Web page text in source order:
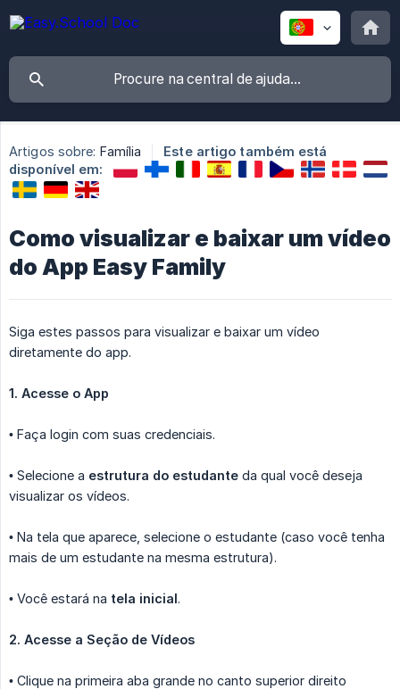
Artigos sobre: Família
Este artigo também está
disponível em:
Como visualizar e baixar um vídeo
do App Easy Family
Siga estes passos para visualizar e baixar um vídeo
diretamente do app.
1. Acesse o App
• Faça login com suas credenciais.
• Selecione a estrutura do estudante da qual você deseja
visualizar os vídeos.
• Na tela que aparece, selecione o estudante (caso você tenha
mais de um estudante na mesma estrutura).
• Você estará na tela inicial.
2. Acesse a Seção de Vídeos
• Clique na primeira aba grande no canto superior direito